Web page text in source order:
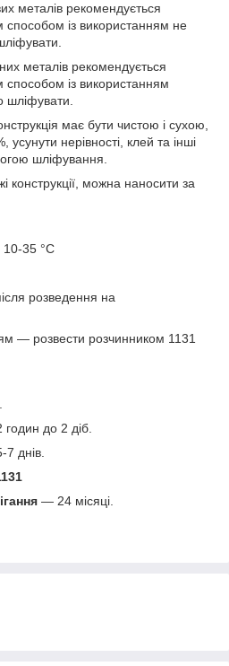
металів рекомендується
способом із використанням не
металів рекомендується
способом із використанням
шліфувати.
має бути чистою і сухою,
усунути нерівності, клей та інші
шліфування.
конструкції, можна наносити за
10-35 °C
розведення на
— розвести розчинником 1131
до 2 діб.
7 днів.
— 24 місяці.